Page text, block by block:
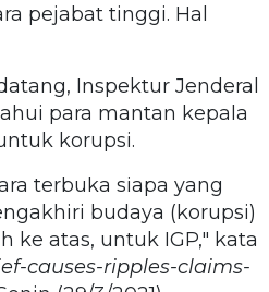
pejabat tinggi. Hal
Inspektur Jenderal
para mantan kepala
korupsi.
terbuka siapa yang
budaya (korupsi)
ke atas, untuk IGP," kata
causes-ripples-claims-